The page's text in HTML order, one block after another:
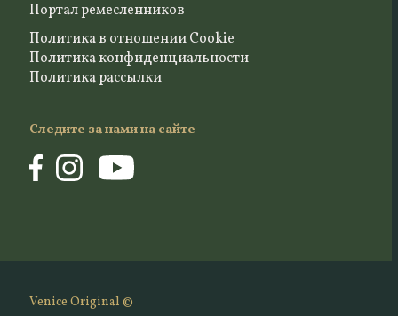
Портал ремесленников
Политика в отношении Cookie
Политика конфиденциальности
Политика рассылки
Следите за нами на сайте
Venice Original ©